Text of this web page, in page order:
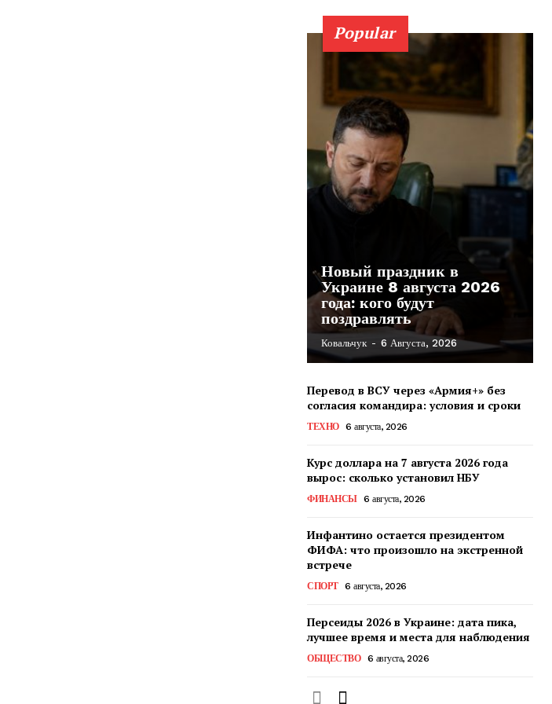
Popular
Новый праздник в
Украине 8 августа 2026
года: кого будут
поздравлять
Ковальчук - 6 Августа, 2026
Перевод в ВСУ через «Армия+» без
согласия командира: условия и сроки
ТЕХНО 6 августа, 2026
Курс доллара на 7 августа 2026 года
вырос: сколько установил НБУ
ФИНАНСЫ 6 августа, 2026
Инфантино остается президентом
ФИФА: что произошло на экстренной
встрече
СПОРТ 6 августа, 2026
Персеиды 2026 в Украине: дата пика,
лучшее время и места для наблюдения
ОБЩЕСТВО 6 августа, 2026